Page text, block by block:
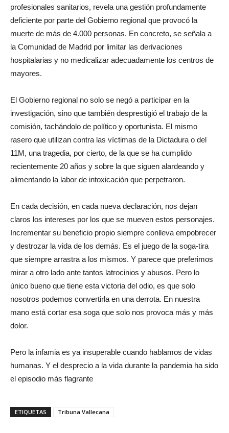
profesionales sanitarios, revela una gestión profundamente
deficiente por parte del Gobierno regional que provocó la
muerte de más de 4.000 personas. En concreto, se señala a
la Comunidad de Madrid por limitar las derivaciones
hospitalarias y no medicalizar adecuadamente los centros de
mayores.
El Gobierno regional no solo se negó a participar en la
investigación, sino que también desprestigió el trabajo de la
comisión, tachándolo de político y oportunista. El mismo
rasero que utilizan contra las víctimas de la Dictadura o del
11M, una tragedia, por cierto, de la que se ha cumplido
recientemente 20 años y sobre la que siguen alardeando y
alimentando la labor de intoxicación que perpetraron.
En cada decisión, en cada nueva declaración, nos dejan
claros los intereses por los que se mueven estos personajes.
Incrementar su beneficio propio siempre conlleva empobrecer
y destrozar la vida de los demás. Es el juego de la soga-tira
que siempre arrastra a los mismos. Y parece que preferimos
mirar a otro lado ante tantos latrocinios y abusos. Pero lo
único bueno que tiene esta victoria del odio, es que solo
nosotros podemos convertirla en una derrota. En nuestra
mano está cortar esa soga que solo nos provoca más y más
dolor.
Pero la infamia es ya insuperable cuando hablamos de vidas
humanas. Y el desprecio a la vida durante la pandemia ha sido
el episodio más flagrante
ETIQUETAS Tribuna Vallecana